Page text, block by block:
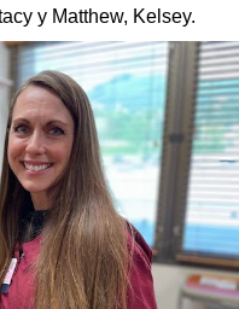
y Matthew, Kelsey.